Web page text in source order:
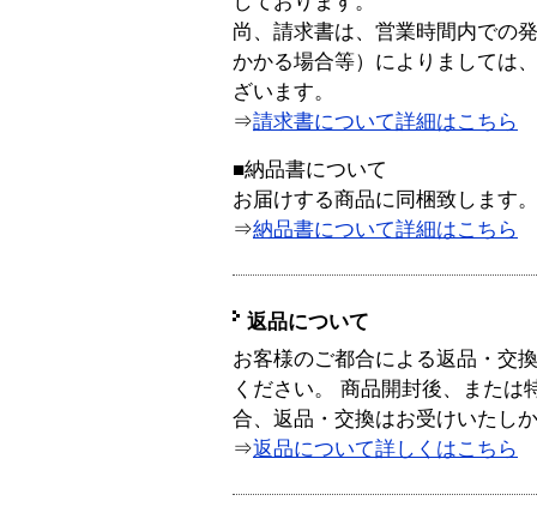
尚、請求書は、営業時間内での
かかる場合等）によりましては
ざいます。
⇒請求書について詳細はこちら
■納品書について
お届けする商品に同梱致します。
⇒納品書について詳細はこちら
返品について
お客様のご都合による返品・交
ください。 商品開封後、または
合、返品・交換はお受けいたし
⇒返品について詳しくはこちら